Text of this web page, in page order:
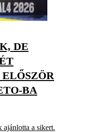
DE
BA
ajánlotta a sikert.